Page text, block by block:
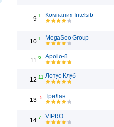
9 1 Компания Intelsib
10 1 MegaSeo Group
11 6 Apollo-8
12 11 Лотус Клуб
13 -5 ТриЛан
14 7 VIPRO